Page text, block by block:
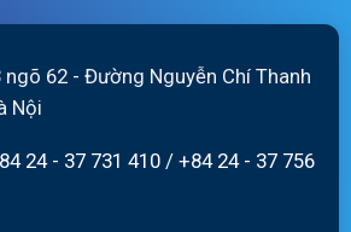
ngõ 62 - Đường Nguyễn Chí Thanh
Nội
24 - 37 731 410 / +84 24 - 37 756